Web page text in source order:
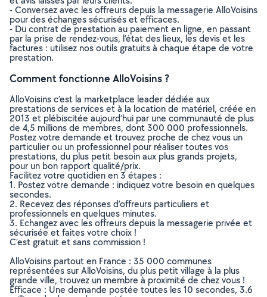
- Conversez avec les offreurs depuis la messagerie AlloVoisins
pour des échanges sécurisés et efficaces.
- Du contrat de prestation au paiement en ligne, en passant
par la prise de rendez-vous, l’état des lieux, les devis et les
factures : utilisez nos outils gratuits à chaque étape de votre
prestation.
Comment fonctionne AlloVoisins ?
AlloVoisins c’est la marketplace leader dédiée aux
prestations de services et à la location de matériel, créée en
2013 et plébiscitée aujourd’hui par une communauté de plus
de 4,5 millions de membres, dont 300 000 professionnels.
Postez votre demande et trouvez proche de chez vous un
particulier ou un professionnel pour réaliser toutes vos
prestations, du plus petit besoin aux plus grands projets,
pour un bon rapport qualité/prix.
Facilitez votre quotidien en 3 étapes :
1. Postez votre demande : indiquez votre besoin en quelques
secondes.
2. Recevez des réponses d’offreurs particuliers et
professionnels en quelques minutes.
3. Echangez avec les offreurs depuis la messagerie privée et
sécurisée et faites votre choix !
C’est gratuit et sans commission !
AlloVoisins partout en France : 35 000 communes
représentées sur AlloVoisins, du plus petit village à la plus
grande ville, trouvez un membre à proximité de chez vous !
Efficace : Une demande postée toutes les 10 secondes, 3.6